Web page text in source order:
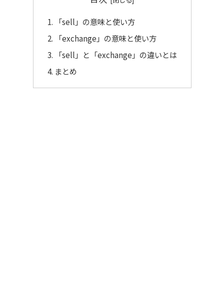
「sell」の意味と使い方
「exchange」の意味と使い方
「sell」と「exchange」の違いとは
まとめ